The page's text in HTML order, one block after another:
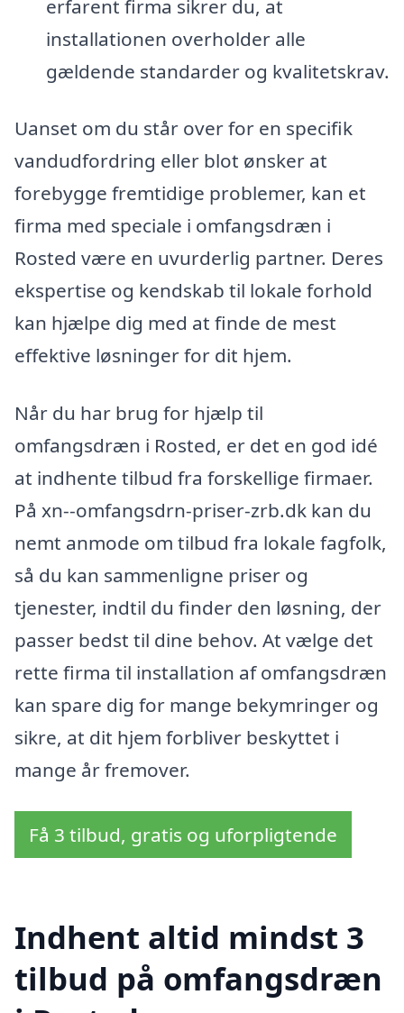
erfarent firma sikrer du, at
installationen overholder alle
gældende standarder og kvalitetskrav.
Uanset om du står over for en specifik
vandudfordring eller blot ønsker at
forebygge fremtidige problemer, kan et
firma med speciale i omfangsdræn i
Rosted være en uvurderlig partner. Deres
ekspertise og kendskab til lokale forhold
kan hjælpe dig med at finde de mest
effektive løsninger for dit hjem.
Når du har brug for hjælp til
omfangsdræn i Rosted, er det en god idé
at indhente tilbud fra forskellige firmaer.
På xn--omfangsdrn-priser-zrb.dk kan du
nemt anmode om tilbud fra lokale fagfolk,
så du kan sammenligne priser og
tjenester, indtil du finder den løsning, der
passer bedst til dine behov. At vælge det
rette firma til installation af omfangsdræn
kan spare dig for mange bekymringer og
sikre, at dit hjem forbliver beskyttet i
mange år fremover.
Få 3 tilbud, gratis og uforpligtende
Indhent altid mindst 3
tilbud på omfangsdræn